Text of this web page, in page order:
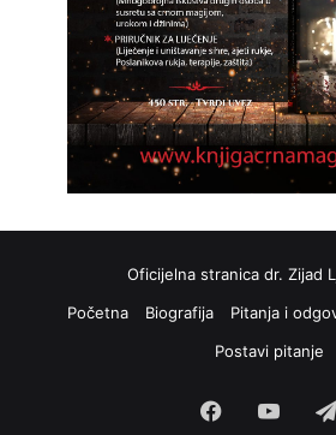
Oficijelna stranica dr. Zijad
Početna
Biografija Pitanja i
Postavi pitanje
Facebook